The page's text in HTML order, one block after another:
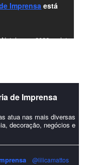
Imprensa está
e um 2026 repleto
#felizanonovo
de Imprensa
atua nas mais diversas
decoração, negócios e
@lilicamattos